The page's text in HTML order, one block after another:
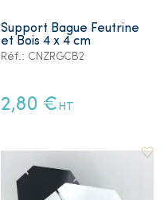
Support Bague Feutrine
et Bois 4 x 4 cm
Réf.: CNZRGCB2
2,80 € HT